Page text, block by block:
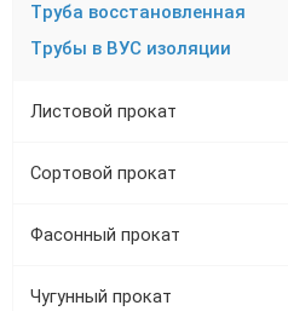
Труба восстановленная
Трубы в ВУС изоляции
Листовой прокат
Сортовой прокат
Фасонный прокат
Чугунный прокат